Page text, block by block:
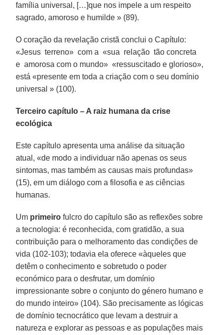
família universal, […]que nos impele a um respeito
sagrado, amoroso e humilde » (89).
O coração da revelação cristã conclui o Capítulo:
«Jesus terreno» com a «sua relação tão concreta
e amorosa com o mundo» «ressuscitado e glorioso»,
está «presente em toda a criação com o seu domínio
universal » (100).
Terceiro capítulo – A raiz humana da crise
ecológica
Este capítulo apresenta uma análise da situação
atual, «de modo a individuar não apenas os seus
sintomas, mas também as causas mais profundas»
(15), em um diálogo com a filosofia e as ciências
humanas.
Um primeirofulcro do capítulo são as reflexões sobre
a tecnologia: é reconhecida, com gratidão, a sua
contribuição para o melhoramento das condições de
vida (102-103); todavia ela oferece «àqueles que
detêm o conhecimento e sobretudo o poder
económico para o desfrutar, um domínio
impressionante sobre o conjunto do género humano e
do mundo inteiro» (104). São precisamente as lógicas
de domínio tecnocrático que levam a destruir a
natureza e explorar as pessoas e as populações mais